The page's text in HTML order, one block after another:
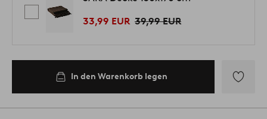
33,99 EUR 39,99 EUR
In den Warenkorb legen
Favoriten